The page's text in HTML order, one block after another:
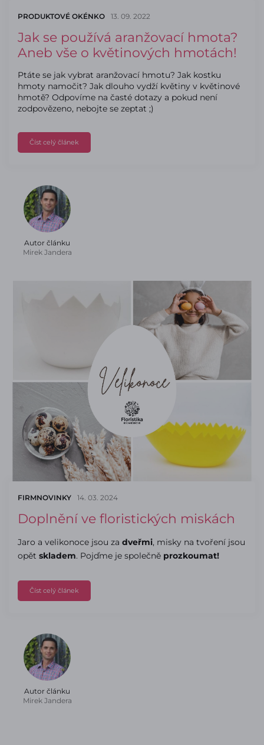
PRODUKTOVÉ OKÉNKO 13. 09. 2022
Jak se používá aranžovací hmota?
Aneb vše o květinových hmotách!
Ptáte se jak vybrat aranžovací hmotu? Jak kostku
hmoty namočit? Jak dlouho vydží květiny v květinové
hmotě? Odpovíme na časté dotazy a pokud není
zodpovězeno, nebojte se zeptat ;)
Číst celý článek
Autor článku
Mirek Jandera
FIRMNOVINKY 14. 03. 2024
Doplnění ve floristických miskách
Jaro a velikonoce jsou za dveřmi, misky na tvoření jsou
opět skladem. Pojďme je společně prozkoumat!
Číst celý článek
Autor článku
Mirek Jandera